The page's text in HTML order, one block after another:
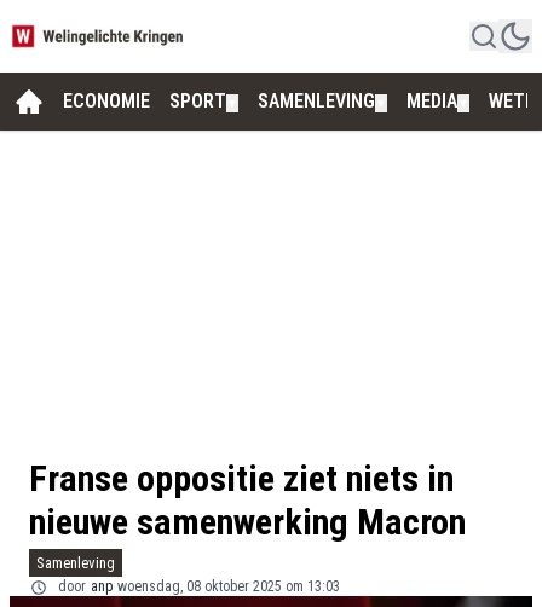
ECONOMIE SPORT SAMENLEVING MEDIA
Franse oppositie ziet niets in
nieuwe samenwerking Macron
Samenleving
door anp woensdag, 08 oktober 2025 om 13:03